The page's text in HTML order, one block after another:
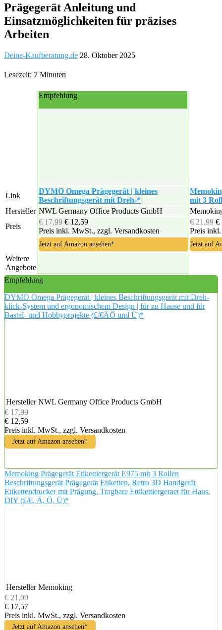
Prägegerät Anleitung und
Einsatzmöglichkeiten für präzises
Arbeiten
Deine-Kaufberatung.de 28. Oktober 2025
Lesezeit: 7 Minuten
Empfehlung
Link
DYMO Omega Prägegerät | kleines
Beschriftungsgerät mit Dreh-*
mit 3
Hersteller NWL Germany Office Products GmbH
Preis
€ 17,99 € 12,59
Preis inkl. MwSt., zzgl. Versandkosten
€ 21,99 €
Preis
Jetzt auf Amazon ansehen* Jetzt auf
Weitere
Angebote
Empfehlung
DYMO Omega Prägegerät | kleines Beschriftungsgerät mit Dreh-
klick-System und ergonomischem Design | für zu Hause und für
Bastel- und Hobbyprojekte (£/€ÄÖ und Ü)*
Hersteller NWL Germany Office Products GmbH
€ 17,99
€ 12,59
Preis inkl. MwSt., zzgl. Versandkosten
Jetzt auf Amazon ansehen*
Memoking Prägegerät Etikettiergerät E975 mit 3 Rollen
Beschriftungsgerät Prägegerät Etiketten, Retro 3D Handgerät
Etikettendrucker mit Prägung, Tragbare Ettikettiergeraet für Haus,
DIY (£/€, Ä, Ö, Ü)*
Hersteller Memoking
€ 21,99
€ 17,57
Preis inkl. MwSt., zzgl. Versandkosten
Jetzt auf Amazon ansehen*